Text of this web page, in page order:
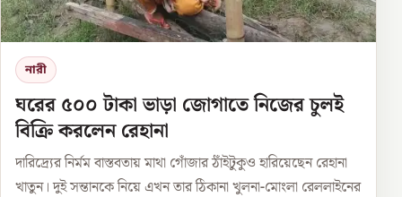
নারী
ঘরের ৫০০ টাকা ভাড়া জোগাতে নিজের চুলই
বিক্রি করলেন রেহানা
দারিদ্র্যের নির্মম বাস্তবতায় মাথা গোঁজার ঠাঁইটুকুও হারিয়েছেন রেহানা
খাতুন। দুই সন্তানকে নিয়ে এখন তার ঠিকানা খুলনা-মোংলা রেললাইনের